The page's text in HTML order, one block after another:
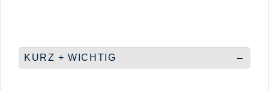
KURZ + WICHTIG